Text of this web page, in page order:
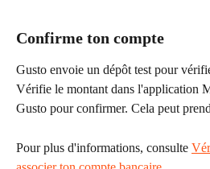
Confirme ton compte
Gusto envoie un dépôt test pour
Vérifie le montant dans l'application
Gusto pour confirmer. Cela peut
Pour plus d'informations, consulte